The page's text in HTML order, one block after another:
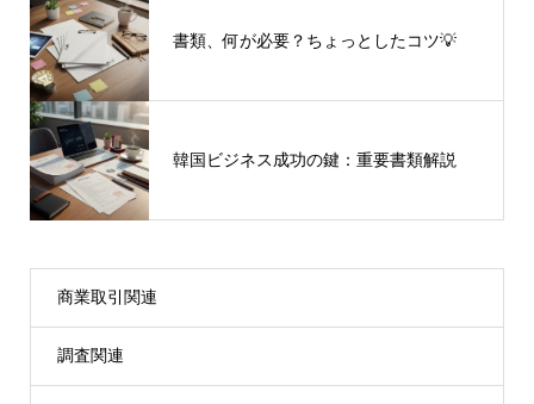
書類、何が必要？ちょっとしたコツ💡
韓国ビジネス成功の鍵：重要書類解説
商業取引関連
調査関連